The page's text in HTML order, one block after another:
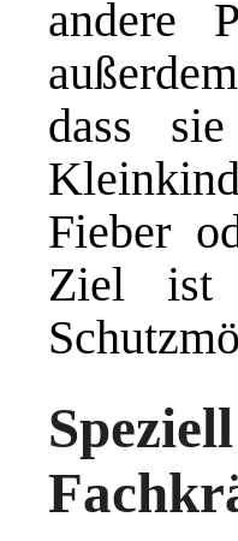
andere
dass
Fieber
Ziel ist